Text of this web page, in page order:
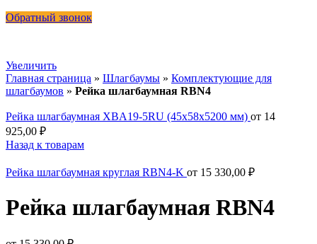
Обратный звонок
Увеличить
Главная страница » Шлагбаумы » Комплектующие для
шлагбаумов » Рейка шлагбаумная RBN4
Рейка шлагбаумная XBA19-5RU (45х58х5200 мм) от 14
925,00 ₽
Назад к товарам
Рейка шлагбаумная круглая RBN4-K от 15 330,00 ₽
Рейка шлагбаумная RBN4